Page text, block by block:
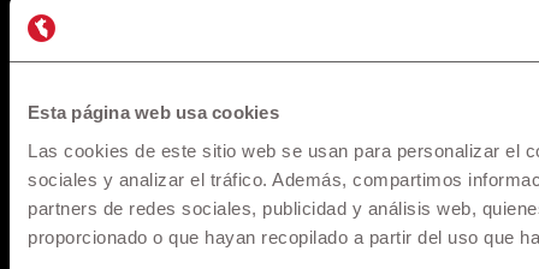
Esta página web usa cookies
Las cookies de este sitio web se usan para personalizar el
sociales y analizar el tráfico. Además, compartimos
partners de redes sociales, publicidad y análisis web,
proporcionado o que hayan recopilado a partir del uso que
desembolso, para mayor información solicita una cotización.
Pago de Servicios a través de la app de su banco
© 1957 - 2025 Maquinarias. All rights reserved.